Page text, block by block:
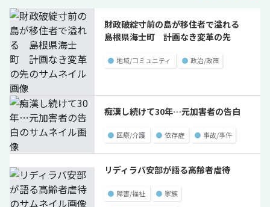
財政破綻寸前の島が移住者で溢れる
島根県海士町 計画なき変革の先
● 地域/コミュニティ ● 政治/政策
痴漢し続けて30年…元加害者の告白
● 医療/介護 ● 依存症 ● 事故/事件
リディラバ安部が語る高齢者虐待
● 障害/福祉 ● 家族